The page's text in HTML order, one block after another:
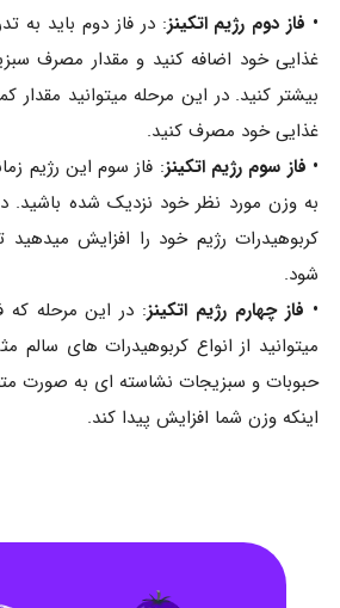
• فاز دوم رژیم اتکینز: در فاز دوم باید به
غذایی خود اضافه کنید و مقدار مصرف
بیشتر کنید. در این مرحله میتوانید مقدار
غذایی خود مصرف کنید.
• فاز سوم رژیم اتکینز: فاز سوم این رژیم
به وزن مورد نظر خود نزدیک شده باشید.
کربوهیدرات رژیم خود را افزایش
شود.
• فاز چهارم رژیم اتکینز: در این مرحله
میتوانید از انواع کربوهیدرات های سالم
حبوبات و سبزیجات نشاسته ای به صورت
اینکه وزن شما افزایش پیدا کند.